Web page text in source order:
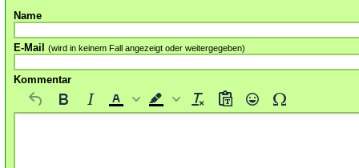
Name
E-Mail (wird in keinem Fall angezeigt oder weitergegeben)
Kommentar